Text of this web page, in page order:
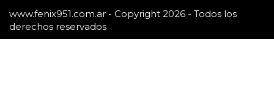
www.fenix951.com.ar - Copyright 2026 - Todos los
derechos reservados